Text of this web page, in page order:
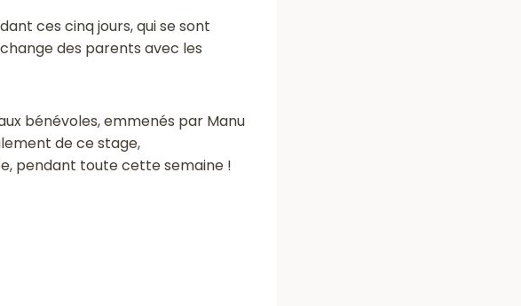
ces cinq jours, qui se sont
des parents avec les
bénévoles, emmenés par Manu
de ce stage,
pendant toute cette semaine !